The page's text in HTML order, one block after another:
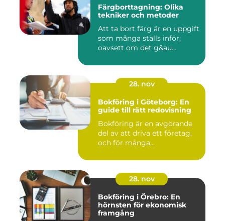
Färgborttagning: Olika
tekniker och metoder
Att ta bort färg är en uppgift
som många ställs inför,
oavsett om det g&au...
28. nov
Bokföring i Göteborg: En
guide till rätt redovisning
Bokföring är en avgörande
del av att driva ett företag,
och för många...
28. nov
Bokföring i Örebro: En
hörnsten för ekonomisk
framgång